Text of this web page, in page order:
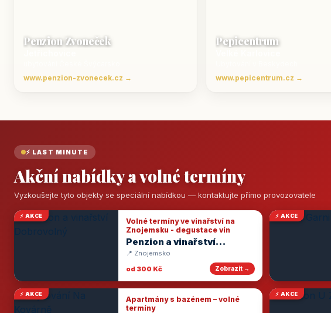
Penzion Zvoneček
www.penzion-zvonecek.cz →
Pepicentrum
www.pepicentrum.cz →
⚡ LAST MINUTE
Akční nabídky a volné termíny
Vyzkoušejte tyto objekty se speciální nabídkou — kontaktujte přímo provozovatele
⚡ AKCE
Volné termíny ve vinařství na
Znojemsku - degustace vín
Penzion a vinařství
Dobrovolný
📍 Znojemsko
od 300 Kč
Zobrazit →
⚡ AKCE
⚡ AKCE
Apartmány s bazénem – volné
termíny
⚡ AKCE